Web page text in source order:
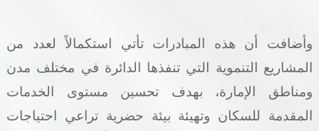
وأضافت أن هذه المبادرات تأتي استكمالاً لعدد من
المشاريع التنموية التي تنفذها الدائرة في مختلف مدن
ومناطق الإمارة، بهدف تحسين مستوى الخدمات
المقدمة للسكان وتهيئة بيئة حضرية تراعي احتياجات